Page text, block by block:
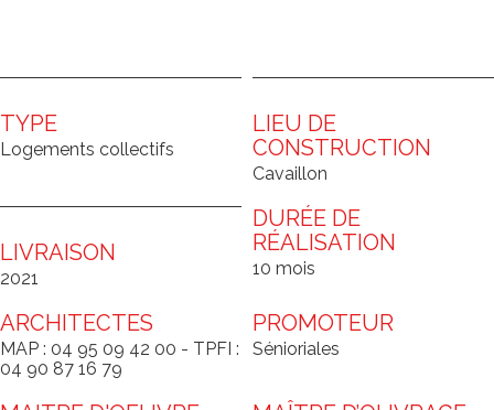
TYPE
Logements collectifs
LIEU DE
CONSTRUCTION
Cavaillon
LIVRAISON
2021
DURÉE DE
RÉALISATION
10 mois
ARCHITECTES
MAP : 04 95 09 42 00 - TPFI :
04 90 87 16 79
PROMOTEUR
Sénioriales